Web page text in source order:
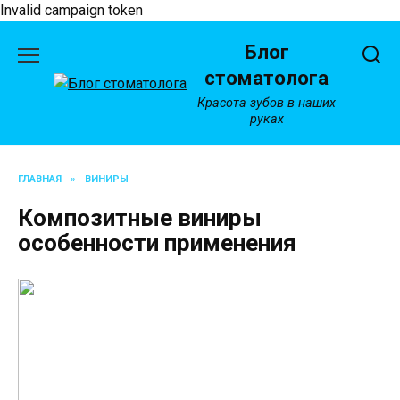
Invalid campaign token
содержанию
Блог
стоматолога
Красота зубов в наших
руках
ГЛАВНАЯ » ВИНИРЫ
Композитные виниры
особенности применения